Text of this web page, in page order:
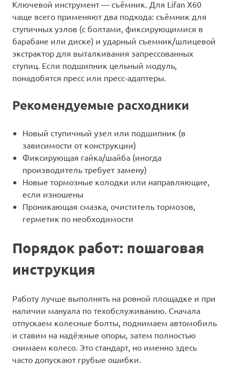
Ключевой инструмент — съёмник. Для Lifan X60
чаще всего применяют два подхода: съёмник для
ступичных узлов (с болтами, фиксирующимися в
барабане или диске) и ударный съемник/шлицевой
экстрактор для выталкивания запрессованных
ступиц. Если подшипник цельный модуль,
понадобятся пресс или пресс-адаптеры.
Рекомендуемые расходники
Новый ступичный узел или подшипник (в
зависимости от конструкции)
Фиксирующая гайка/шайба (иногда
производитель требует замену)
Новые тормозные колодки или направляющие,
если изношены
Проникающая смазка, очиститель тормозов,
герметик по необходимости
Порядок работ: пошаговая
инструкция
Работу лучше выполнять на ровной площадке и при
наличии мануала по техобслуживанию. Сначала
отпускаем колесные болты, поднимаем автомобиль
и ставим на надёжные опоры, затем полностью
снимаем колесо. Это стандарт, но именно здесь
часто допускают грубые ошибки.